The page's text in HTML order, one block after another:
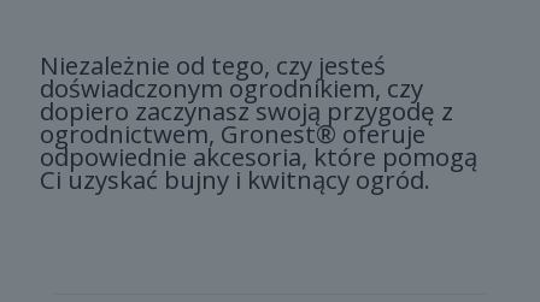
Niezależnie od tego, czy jesteś
doświadczonym ogrodnikiem, czy
dopiero zaczynasz swoją przygodę z
ogrodnictwem, Gronest® oferuje
odpowiednie akcesoria, które pomogą
Ci uzyskać bujny i kwitnący ogród.